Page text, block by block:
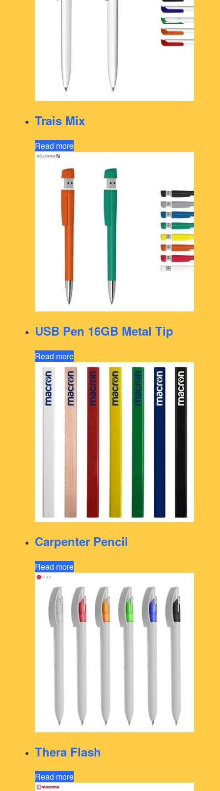
Trais Mix
Read more
USB Pen 16GB Metal Tip
Read more
Carpenter Pencil
Read more
Thera Flash
Read more